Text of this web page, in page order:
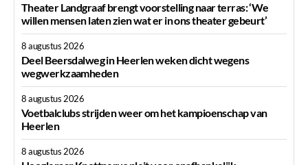
Theater Landgraaf brengt voorstelling naar terras: ‘We
willen mensen laten zien wat er in ons theater gebeurt’
8 augustus 2026
Deel Beersdalweg in Heerlen weken dicht wegens
wegwerkzaamheden
8 augustus 2026
Voetbalclubs strijden weer om het kampioenschap van
Heerlen
8 augustus 2026